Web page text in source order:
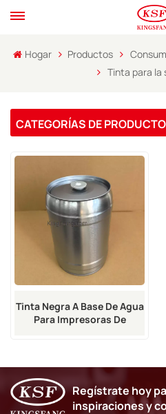
Hogar Productos
Tinta para la
CATEGORÍAS DE
Tinta Negra A Base De Agua
Para Impresoras De
Regístrate hoy
inspiraciones y